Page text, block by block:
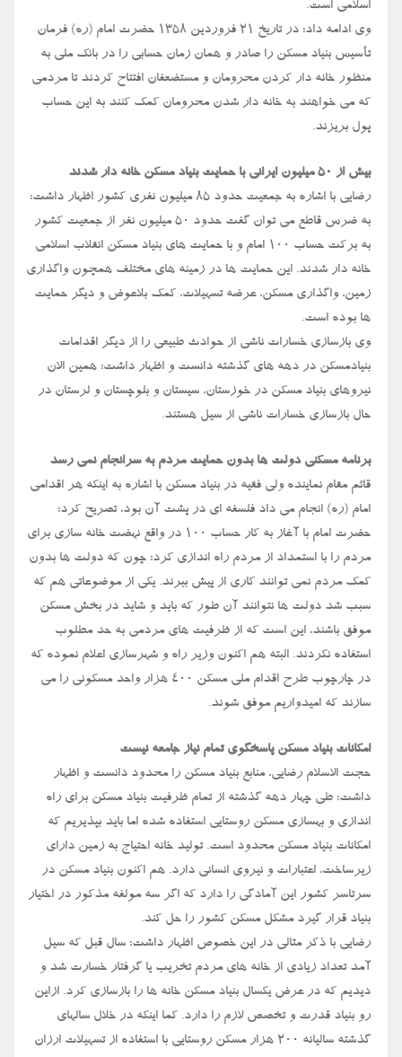
اسلامی است.
وی ادامه داد: در تاریخ ۲۱ فروردین ۱۳۵۸ حضرت امام (ره) فرمان
تأسیس بنیاد مسکن را صادر و همان زمان حسابی را در بانک ملی به
منظور خانه دار کردن محرومان و مستضعفان افتتاح کردند تا مردمی
که می خواهند به خانه دار شدن محرومان کمک کنند به این حساب
پول بریزند.
بیش از ۵۰ میلیون ایرانی با حمایت بنیاد مسکن خانه دار شدند
رضایی با اشاره به جمعیت حدود ۸۵ میلیون نفری کشور اظهار داشت:
به ضرس قاطع می توان گفت حدود ۵۰ میلیون نفر از جمعیت کشور
به برکت حساب ۱۰۰ امام و با حمایت های بنیاد مسکن انقلاب اسلامی
خانه دار شدند. این حمایت ها در زمینه های مختلف همچون واگذاری
زمین، واگذاری مسکن، عرضه تسهیلات، کمک بلاعوض و دیگر حمایت
ها بوده است.
‏وی بازسازی خسارات ناشی از حوادث طبیعی را از دیگر اقدامات
بنیادمسکن در دهه های گذشته دانست و اظهار داشت: همین الان
نیروهای بنیاد مسکن در خوزستان، سیستان و بلوچستان و لرستان در
حال بازسازی خسارات ناشی از سیل هستند.
برنامه مسکنی دولت ها بدون حمایت مردم به سرانجام نمی رسد
قائم مقام نماینده ولی فقیه در بنیاد مسکن با اشاره به اینکه هر اقدامی
امام (ره) انجام می داد فلسفه ای در پشت آن بود، تصریح کرد:
حضرت امام با آغاز به کار حساب ۱۰۰ در واقع نهضت خانه سازی برای
مردم را با استمداد از مردم راه اندازی کرد؛ چون که دولت ها بدون
کمک مردم نمی توانند کاری از پیش ببرند. یکی از موضوعاتی هم که
سبب شد دولت ها نتوانند آن طور که باید و شاید در بخش مسکن
موفق باشند، این است که از ظرفیت های مردمی به حد مطلوب
استفاده نکردند. البته هم اکنون وزیر راه و شهرسازی اعلام نموده که
در چارچوب طرح اقدام ملی مسکن ۴۰۰ هزار واحد مسکونی را می
سازند که امیدواریم موفق شوند.
امکانات بنیاد مسکن پاسخگوی تمام نیاز جامعه نیست
حجت الاسلام رضایی، منابع بنیاد مسکن را محدود دانست و اظهار
داشت: طی چهار دهه گذشته از تمام ظرفیت بنیاد مسکن برای راه
اندازی و بهسازی مسکن روستایی استفاده شده اما باید بپذیریم که
امکانات بنیاد مسکن محدود است. تولید خانه احتیاج به زمین دارای
زیرساخت، اعتبارات و نیروی انسانی دارد. هم اکنون بنیاد مسکن در
سرتاسر کشور این آمادگی را دارد که اگر سه مولفه مذکور در اختیار
بنیاد قرار گیرد مشکل مسکن کشور را حل کند.
رضایی با ذکر مثالی در این خصوص اظهار داشت: سال قبل که سیل
آمد تعداد زیادی از خانه های مردم تخریب یا گرفتار خسارت شد و
دیدیم که در عرض یکسال بنیاد مسکن خانه ها را بازسازی کرد. ازاین
رو بنیاد قدرت و تخصص لازم را دارد. کما اینکه در خلال سالهای
گذشته سالیانه ۲۰۰ هزار مسکن روستایی با استفاده از تسهیلات ارزان